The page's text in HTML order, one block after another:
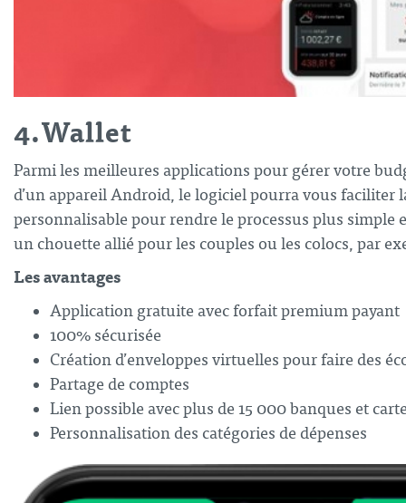
4.Wallet
Parmi les meilleures applications pour gérer votre
d’un appareil Android, le logiciel pourra vous faciliter
personnalisable pour rendre le processus plus simple
un chouette allié pour les couples ou les colocs, par
Les avantages
Application gratuite avec forfait premium payant
100% sécurisée
Création d’enveloppes virtuelles pour faire des
Partage de comptes
Lien possible avec plus de 15 000 banques et
Personnalisation des catégories de dépenses